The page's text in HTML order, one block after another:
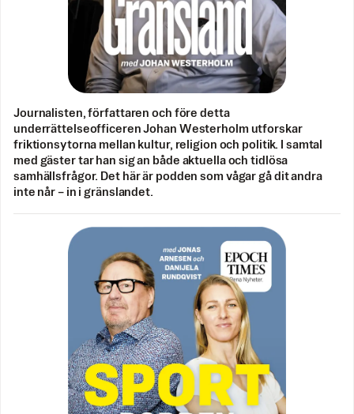
Journalisten, författaren och före detta
underrättelseofficeren Johan Westerholm utforskar
friktionsytorna mellan kultur, religion och politik. I samtal
med gäster tar han sig an både aktuella och tidlösa
samhällsfrågor. Det här är podden som vågar gå dit andra
inte når – in i gränslandet.